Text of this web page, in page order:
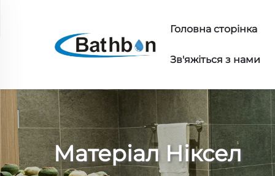
Головна сторінка
Зв'яжіться з нами
Матеріал Ніксел